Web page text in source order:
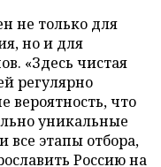
не только для
но и для
«Здесь чистая
регулярно
вероятность, что
уникальные
все этапы отбора,
Россию на